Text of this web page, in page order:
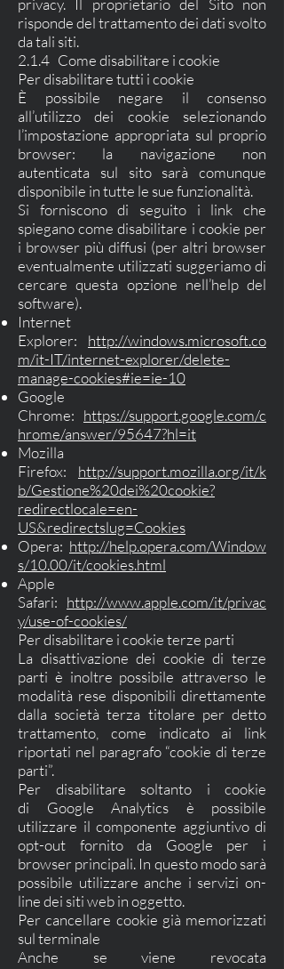
privacy. Il proprietario del Sito non
risponde del trattamento dei dati svolto
da tali siti.
2.1.4 Come disabilitare i cookie
Per disabilitare tutti i cookie
È possibile negare il consenso
all’utilizzo dei cookie selezionando
l’impostazione appropriata sul proprio
browser: la navigazione non
autenticata sul sito sarà comunque
disponibile in tutte le sue funzionalità.
Si forniscono di seguito i link che
spiegano come disabilitare i cookie per
i browser più diffusi (per altri browser
eventualmente utilizzati suggeriamo di
cercare questa opzione nell’help del
software).
Internet
Explorer: http://windows.microsoft.co
m/it-IT/internet-explorer/delete-
manage-cookies#ie=ie-10
Google
Chrome: https://support.google.com/c
hrome/answer/95647?hl=it
Mozilla
Firefox: http://support.mozilla.org/it/k
b/Gestione%20dei%20cookie?
redirectlocale=en-
US&redirectslug=Cookies
Opera: http://help.opera.com/Window
s/10.00/it/cookies.html
Apple
Safari: http://www.apple.com/it/privac
y/use-of-cookies/
Per disabilitare i cookie terze parti
La disattivazione dei cookie di terze
parti è inoltre possibile attraverso le
modalità rese disponibili direttamente
dalla società terza titolare per detto
trattamento, come indicato ai link
riportati nel paragrafo “cookie di terze
parti”.
Per disabilitare soltanto i cookie
di Google Analytics è possibile
utilizzare il componente aggiuntivo di
opt-out fornito da Google per i
browser principali. In questo modo sarà
possibile utilizzare anche i servizi on-
line dei siti web in oggetto.
Per cancellare cookie già memorizzati
sul terminale
Anche se viene revocata